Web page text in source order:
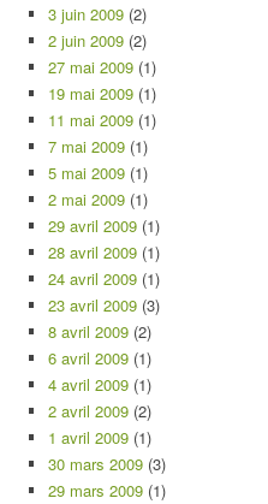
3 juin 2009 (2)
2 juin 2009 (2)
27 mai 2009 (1)
19 mai 2009 (1)
11 mai 2009 (1)
7 mai 2009 (1)
5 mai 2009 (1)
2 mai 2009 (1)
29 avril 2009 (1)
28 avril 2009 (1)
24 avril 2009 (1)
23 avril 2009 (3)
8 avril 2009 (2)
6 avril 2009 (1)
4 avril 2009 (1)
2 avril 2009 (2)
1 avril 2009 (1)
30 mars 2009 (3)
29 mars 2009 (1)